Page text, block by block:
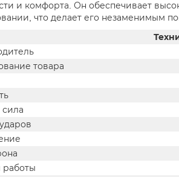
и комфорта. Он обеспечивает
что делает его незаменимым
товара
сила
работы